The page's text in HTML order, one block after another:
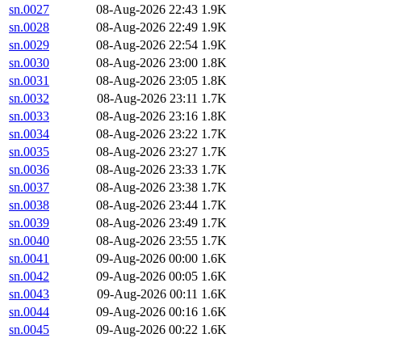
sn.0027
08-Aug-2026 22:43 1.9K
sn.0028
08-Aug-2026 22:49 1.9K
sn.0029
08-Aug-2026 22:54 1.9K
sn.0030
08-Aug-2026 23:00 1.8K
sn.0031
08-Aug-2026 23:05 1.8K
sn.0032
08-Aug-2026 23:11 1.7K
sn.0033
08-Aug-2026 23:16 1.8K
sn.0034
08-Aug-2026 23:22 1.7K
sn.0035
08-Aug-2026 23:27 1.7K
sn.0036
08-Aug-2026 23:33 1.7K
sn.0037
08-Aug-2026 23:38 1.7K
sn.0038
08-Aug-2026 23:44 1.7K
sn.0039
08-Aug-2026 23:49 1.7K
sn.0040
08-Aug-2026 23:55 1.7K
sn.0041
09-Aug-2026 00:00 1.6K
sn.0042
09-Aug-2026 00:05 1.6K
sn.0043
09-Aug-2026 00:11 1.6K
sn.0044
09-Aug-2026 00:16 1.6K
sn.0045
09-Aug-2026 00:22 1.6K